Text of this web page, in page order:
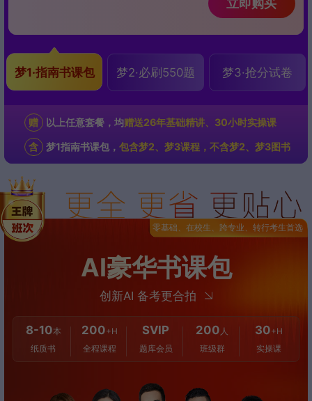
立即购买
梦1·指南书课包 梦2·必刷550题 梦3·抢分试卷
赠 以上任意套餐，均赠送26年基础精讲、30小时实操课
含 梦1指南书课包，包含梦2、梦3课程，不含梦2、梦3图书
零基础、在校生、跨专业、转行考生首选
AI豪华书课包
创新AI 备考更合拍
8-10本
纸质书
200+H
全程课程
SVIP
题库会员
200 人
班级群
30+H
实操课